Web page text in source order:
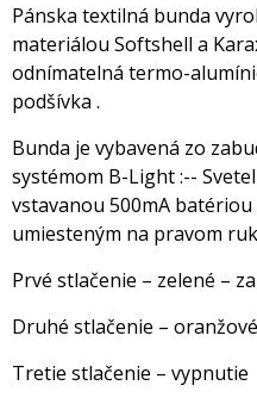
Pánska textilná bunda
materiálou Softshell a
odnímatelná termo-
podšívka .
Bunda je vybavená zo
systémom B-Light :--
vstavanou 500mA
umiesteným na pravom
Prvé stlačenie – zelené –
Druhé stlačenie –
Tretie stlačenie – vypnutie